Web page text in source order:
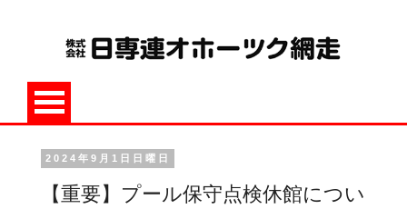
2024年9月1日日曜日
【重要】プール保守点検休館につい